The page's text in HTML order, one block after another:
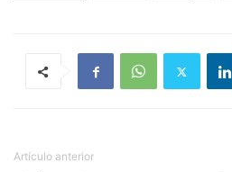
Artículo anterior